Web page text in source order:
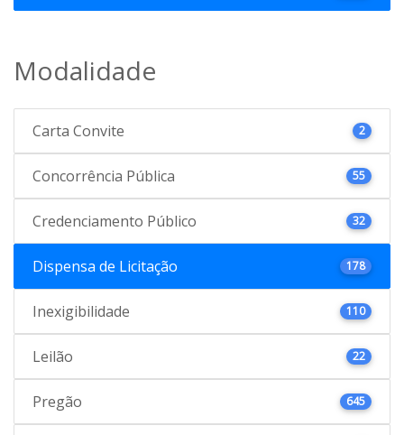
Modalidade
Carta Convite 2
Concorrência Pública 55
Credenciamento Público 32
Dispensa de Licitação 178
Inexigibilidade 110
Leilão 22
Pregão 645